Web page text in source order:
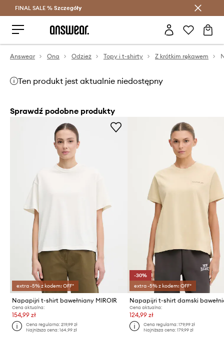
Oszczędzaj z Answear Club >
FINAL SALE % Szczegóły
Answear Ona Odzież Topy i t-shirty Z krótkim rękawem
Ten produkt jest aktualnie niedostępny
Sprawdź podobne produkty
extra -5% z kodem: OFF*
Napapijri t-shirt bawełniany MIROIR
Cena aktualna:
154,99 zł
Cena regularna:219,99 zł
Najniższa cena:164,99 zł
-30%
extra -5% z kodem: OFF*
Cena aktualna:
124,99 zł
Cena regularna: 179,99 zł
Najniższa cena: 179,99 zł